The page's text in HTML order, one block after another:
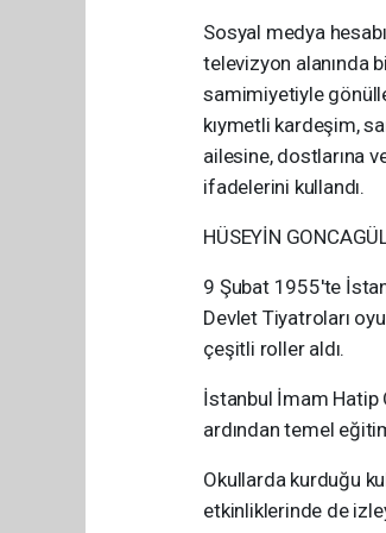
Sosyal medya
televizyon alanında
samimiyetiyle
kıymetli kardeşim,
ailesine, dostlarına
ifadelerini kullandı.
HÜSEYİN
9 Şubat 1955'te
Devlet Tiyatroları
çeşitli roller aldı.
İstanbul İmam Hatip
ardından temel
Okullarda kurduğu
etkinliklerinde de